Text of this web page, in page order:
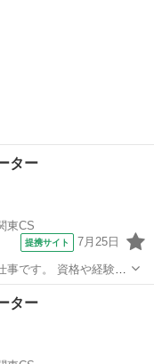
ター
東CS
提携サイト 7月25日
格や経験を
ンクがある方向けのお
ター